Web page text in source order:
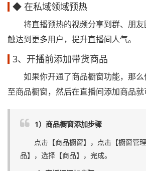
◆ 在私域领域预热
将直播预热的视频分享到群、朋友
触达到更多用户，提升直播间人气。
3、开播前添加带货商品
如果你开通了商品橱窗功能，那么
至商品橱窗，然后在直播间添加商品就
1）商品橱窗添加步骤
点击【商品橱窗】，点击【橱窗管
品】，选择【商品】，完成。